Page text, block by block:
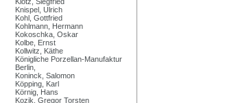
Knispel, Ulrich
Kohl, Gottfried
Kohlmann, Hermann
Kokoschka, Oskar
Kolbe, Ernst
Kollwitz, Käthe
Königliche Porzellan-Manufaktur
Berlin,
Koninck, Salomon
Köpping, Karl
Körnig, Hans
Kozik, Gregor Torsten